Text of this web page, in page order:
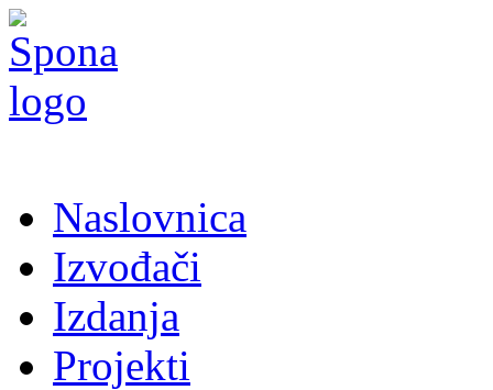
Naslovnica
Izvođači
Izdanja
Projekti